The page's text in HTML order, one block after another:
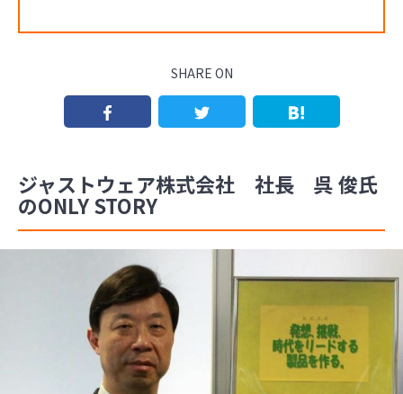
SHARE ON
ジャストウェア株式会社 社長 呉 俊氏
のONLY STORY